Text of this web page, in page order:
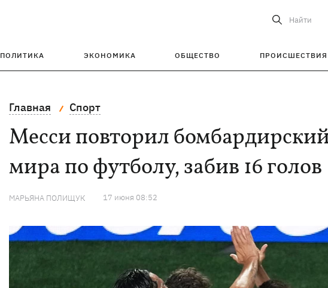
Найти
ПОЛИТИКА ЭКОНОМИКА ОБЩЕСТВО ПРОИСШЕСТВИЯ
Главная Спорт
Месси повторил
мира по футболу, забив 16 голов
МАРЬЯНА ПОЛИЩУК 17 июня 08:52